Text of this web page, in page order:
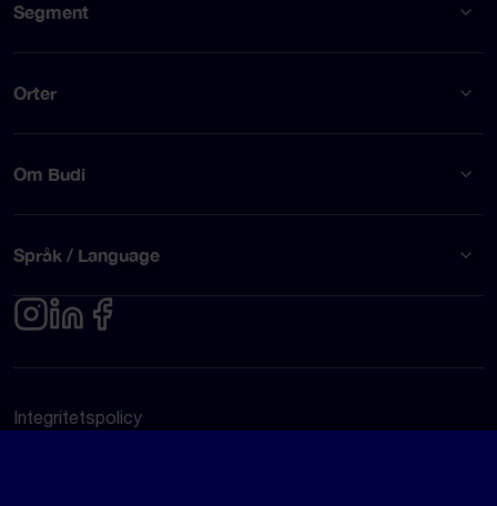
Segment
Orter
Om Budi
Språk / Language
Integritetspolicy